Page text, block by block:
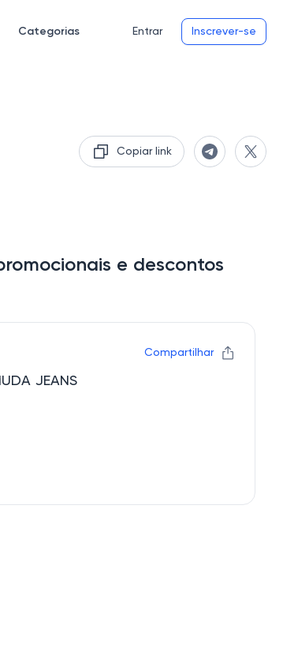
Categorias Entrar Inscrever-se
Copiar link
e descontos
Compartilhar
JEANS